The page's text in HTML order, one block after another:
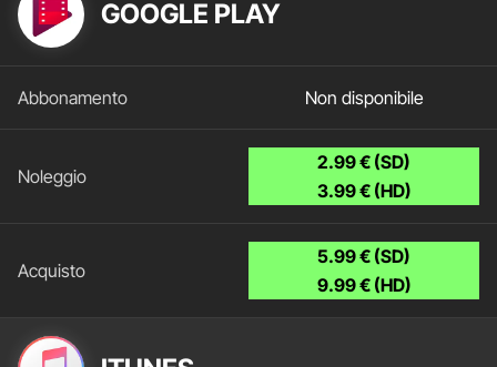
GOOGLE PLAY
Non disponibile
2.99 € (SD)
3.99 € (HD)
5.99 € (SD)
9.99 € (HD)